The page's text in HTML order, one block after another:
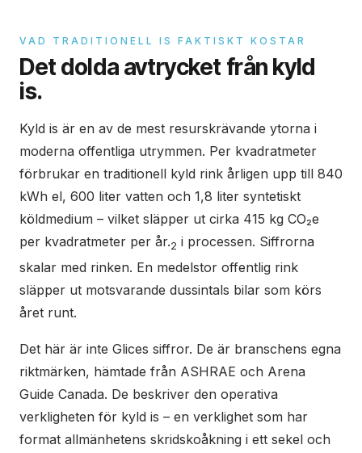
VAD TRADITIONELL IS FAKTISKT KOSTAR
Det dolda avtrycket från kyld
is.
Kyld is är en av de mest resurskrävande ytorna i
moderna offentliga utrymmen. Per kvadratmeter
förbrukar en traditionell kyld rink årligen upp till 840
kWh el, 600 liter vatten och 1,8 liter syntetiskt
köldmedium – vilket släpper ut cirka 415 kg CO₂e
per kvadratmeter per år.2 i processen. Siffrorna
skalar med rinken. En medelstor offentlig rink
släpper ut motsvarande dussintals bilar som körs
året runt.
Det här är inte Glices siffror. De är branschens egna
riktmärken, hämtade från ASHRAE och Arena
Guide Canada. De beskriver den operativa
verkligheten för kyld is – en verklighet som har
format allmänhetens skridskoåkning i ett sekel och